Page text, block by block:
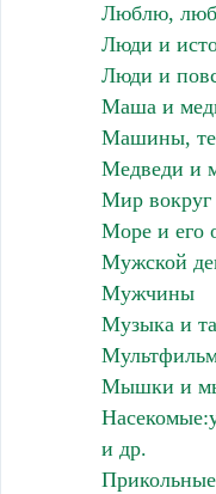
Люблю,
Люди и
Люди и
Маша и
Машины,
Медведи и
Мир вокруг
Море и его
Мужской
Мужчины
Музыка и
Мышки и
и др.